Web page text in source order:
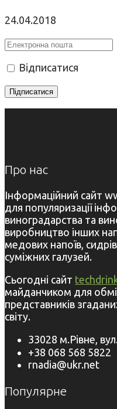
24.04.2018
Відписатися
Про нас
Інформаційний сайт
для популяризації
виноградарства та
виробництво інших
медових напоїв,
суміжних галузей.
Сьогодні сайт
майданчиком для
представників
світу.
33028 м.Рівне,
+38 068 568 5822
rnadia@ukr.net
Популярне